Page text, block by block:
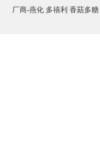
厂商-燕化 多禧利 香菇多糖